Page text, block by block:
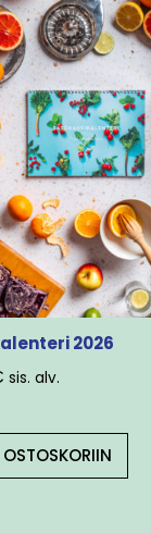
2026
sis. alv.